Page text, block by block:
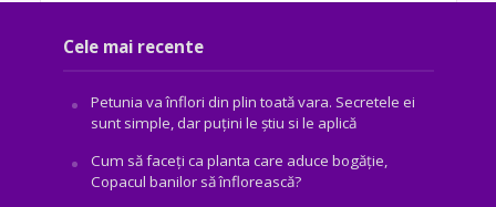
Cele mai recente
Petunia va înflori din plin toată vara. Secretele ei
sunt simple, dar puțini le știu si le aplică
Cum să faceți ca planta care aduce bogăţie,
Copacul banilor să înflorească?